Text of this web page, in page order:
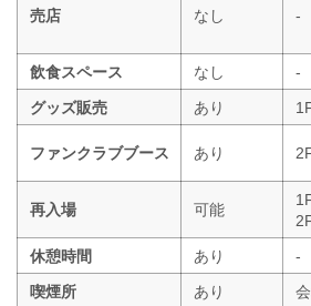
売店 なし -
飲食スペース なし
-
グッズ販売
あり
ファンクラブブース あり
再入場 可能
休憩時間
あり
-
喫煙所
あり